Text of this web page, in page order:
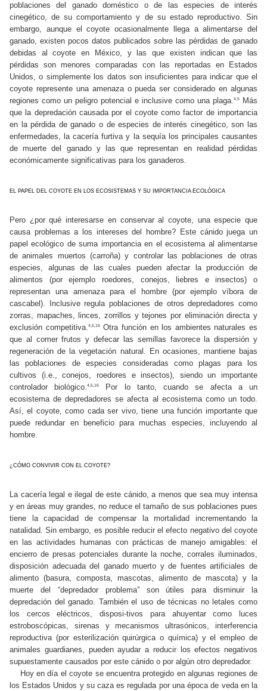
poblaciones del ganado doméstico o de las especies de interés
cinegético, de su comportamiento y de su estado reproductivo. Sin
embargo, aunque el coyote ocasionalmente llega a alimentarse del
ganado, existen pocos datos publicados sobre las pérdidas de ganado
debidas al coyote en México, y las que existen indican que las
pérdidas son menores comparadas con las reportadas en Estados
Unidos, o simplemente los datos son insuficientes para indicar que el
coyote represente una amenaza o pueda ser considerado en algunas
regiones como un peligro potencial e inclusive como una plaga.4,5
Más
que la depredación causada por el coyote como factor de importancia
en la pérdida de ganado o de especies de interés cinegético, son las
enfermedades, la cacería furtiva y la sequía los principales causantes
de muerte del ganado y las que representan en realidad pérdidas
económicamente significativas para los ganaderos.
EL PAPEL DEL COYOTE EN LOS ECOSISTEMAS Y SU IMPORTANCIA ECOLÓGICA
Pero ¿por qué interesarse en conservar al coyote, una especie que
causa problemas a los intereses del hombre? Este cánido juega un
papel ecológico de suma importancia en el ecosistema al alimentarse
de animales muertos (carroña) y controlar las poblaciones de otras
especies, algunas de las cuales pueden afectar la producción de
alimentos (por ejemplo roedores, conejos, liebres e insectos) o
representan una amenaza para el hombre (por ejemplo víbora de
cascabel). Inclusive regula poblaciones de otros depredadores como
zorras, mapaches, linces, zorrillos y tejones por eliminación directa y
exclusión competitiva.4,5,16Otra función en los ambientes naturales es
que al comer frutos y defecar las semillas favorece la dispersión y
regeneración de la vegetación natural. En ocasiones, mantiene bajas
las poblaciones de especies consideradas como plagas para los
cultivos (i.e., conejos, roedores e insectos), siendo un importante
controlador biológico.4,5,16
Por lo tanto, cuando se afecta a un
ecosistema de depredadores se afecta al ecosistema como un todo.
Así, el coyote, como cada ser vivo, tiene una función importante que
puede redundar en beneficio para muchas especies, incluyendo al
hombre.
¿CÓMO CONVIVIR CON EL COYOTE?
La cacería legal e ilegal de este cánido, a menos que sea muy intensa
y en áreas muy grandes, no reduce el tamaño de sus poblaciones pues
tiene la capacidad de compensar la mortalidad incrementando la
natalidad. Sin embargo, es posible reducir el efecto negativo del coyote
en las actividades humanas con prácticas de manejo amigables: el
encierro de presas potenciales durante la noche, corrales iluminados,
disposición adecuada del ganado muerto y de fuentes artificiales de
alimento (basura, composta, mascotas, alimento de mascota) y la
muerte del “depredador problema” son útiles para disminuir la
depredación del ganado. También el uso de técnicas no letales como
los cercos eléctricos, disposi-tivos para ahuyentar como luces
estroboscópicas, sirenas y mecanismos ultrasónicos, interferencia
reproductiva (por esterilización quirúrgica o química) y el empleo de
animales guardianes, pueden ayudar a reducir los efectos negativos
supuestamente causados por este cánido o por algún otro depredador.
Hoy en día el coyote se encuentra protegido en algunas regiones de
los Estados Unidos y su caza es regulada por una época de veda en la